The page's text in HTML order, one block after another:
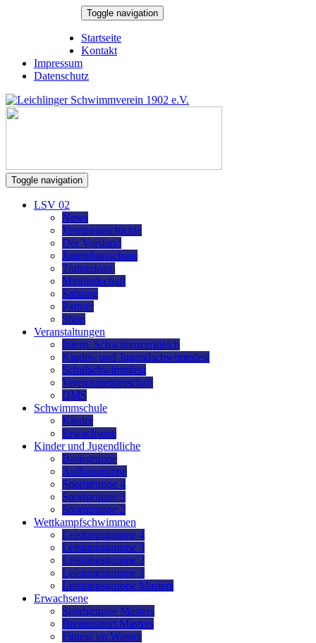
Toggle navigation
Startseite
Kontakt
Impressum
Datenschutz
Toggle navigation
LSV 02
News
Vereinsgeschichte
Der Vorstand
Jugendausschuss
Trainerteam
Mitgliedschaft
Satzung
Partner
Shop
Veranstaltungen
Intern. Schwimmvergleich
Kinder- und Jugendschwimmfest
Schulschwimmfest
Vereinsmeisterschaft
DMS
Schwimmschule
Kinder
Erwachsene
Kinder und Jugendliche
Basisgruppe
Aufbaugruppe
Sportgruppe 4
Sportgruppe 3
Sportgruppe 2
Wettkampfschwimmen
Leistungsgruppe 4
Leistungsgruppe 3
Leistungsgruppe 2
Leistungsgruppe 1
Leistungsgruppe Masters
Erwachsene
Sportgruppe Masters
Breitensport Masters
Fitness im Wasser